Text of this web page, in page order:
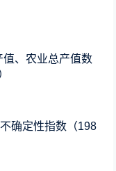
、农业总产值数
确定性指数（198